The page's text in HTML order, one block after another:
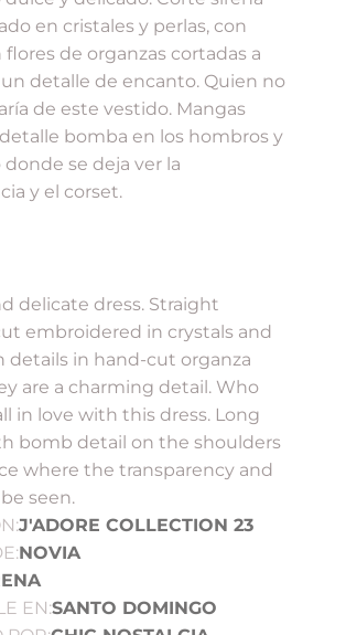
en cristales y perlas, con
de organzas cortadas a
detalle de encanto. Quien no
de este vestido. Mangas
detalle bomba en los hombros y
se deja ver la
y el corset.
delicate dress. Straight
embroidered in crystals and
details in hand-cut organza
are a charming detail. Who
in love with this dress. Long
bomb detail on the shoulders
where the transparency and
seen.
J'ADORE COLLECTION 23
NOVIA
EN:SANTO DOMINGO